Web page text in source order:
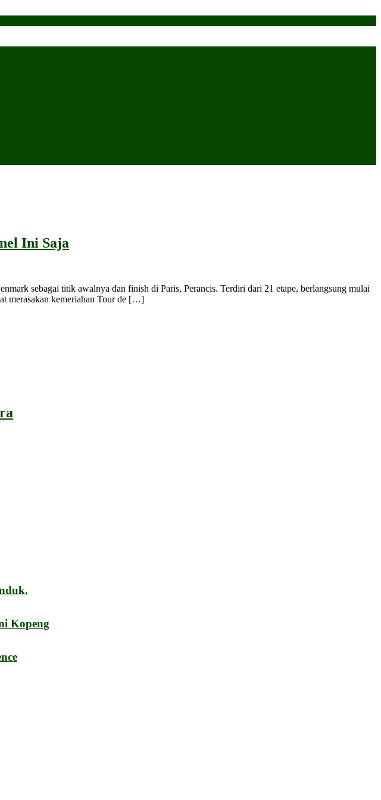
Ini Saja
sebagai titik awalnya dan finish di Paris, Perancis. Terdiri dari 21 etape, berlangsung mulai
merasakan kemeriahan Tour de […]
Kopeng